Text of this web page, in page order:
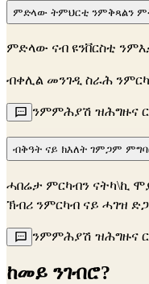
ምድላው ትምህርቲ ንምቅጻልን
ምድላው ናብ ዩንቨርስቲ
ብቀሊል መንገዲ ስራሕ
ንምምሕያሽ ዝሕግዙና
ብቅዓት ናይ ክእለት ገምጋም
ሓበሬታ ምርካብን ናትካ\ኪ
ኽብሪ ንምርካብ ናይ ሓገዝ
ንምምሕያሽ ዝሕግዙና
ከመይ ንገብሮ?